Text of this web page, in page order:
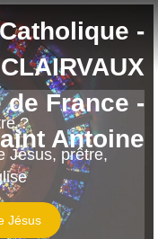
-
France -
Antoine
?
Jésus, prêtre,
Jésus